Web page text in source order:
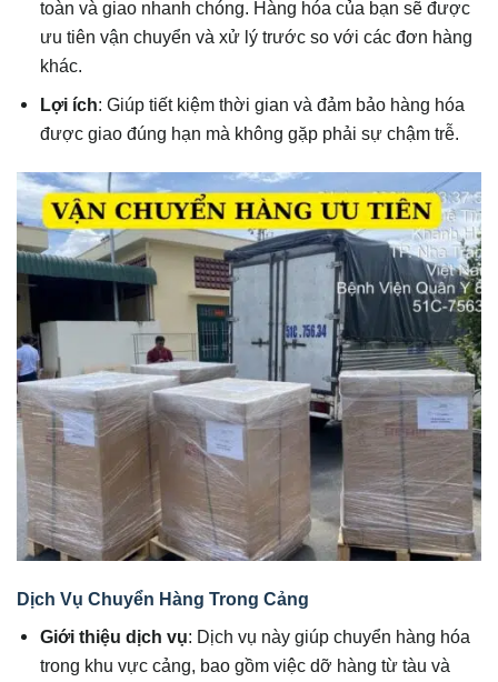
toàn và giao nhanh chóng. Hàng hóa của bạn sẽ được
ưu tiên vận chuyển và xử lý trước so với các đơn hàng
khác.
Lợi ích: Giúp tiết kiệm thời gian và đảm bảo hàng hóa
được giao đúng hạn mà không gặp phải sự chậm trễ.
Dịch Vụ Chuyển Hàng Trong Cảng
Giới thiệu dịch vụ: Dịch vụ này giúp chuyển hàng hóa
trong khu vực cảng, bao gồm việc dỡ hàng từ tàu và